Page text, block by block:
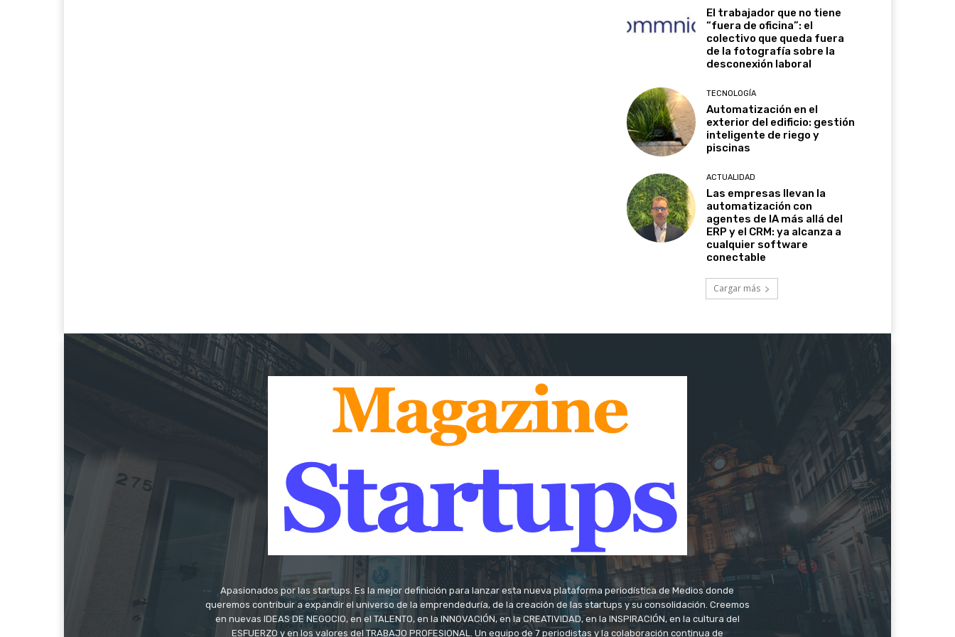
El trabajador que no tiene
“fuera de oficina”: el
colectivo que queda fuera
de la fotografía sobre la
desconexión laboral
TECNOLOGÍA
Automatización en el
exterior del edificio: gestión
inteligente de riego y
piscinas
ACTUALIDAD
Las empresas llevan la
automatización con
agentes de IA más allá del
ERP y el CRM: ya alcanza a
cualquier software
conectable
Cargar más
Apasionados por las startups. Es la mejor definición para lanzar esta nueva plataforma periodística de Medios donde
queremos contribuir a expandir el universo de la emprendeduría, de la creación de las startups y su consolidación. Creemos
en nuevas IDEAS DE NEGOCIO, en el TALENTO, en la INNOVACIÓN, en la CREATIVIDAD, en la INSPIRACIÓN, en la cultura del
ESFUERZO y en los valores del TRABAJO PROFESIONAL. Un equipo de 7 periodistas y la colaboración continua de